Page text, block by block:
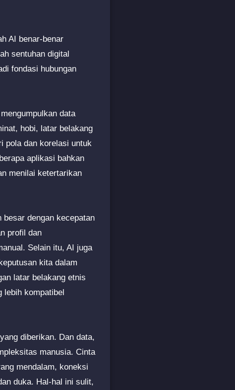
AI benar-benar
sentuhan digital
fondasi hubungan
data
hobi, latar belakang
pola dan korelasi untuk
aplikasi bahkan
menilai ketertarikan
besar dengan kecepatan
profil dan
Selain itu, AI juga
kita dalam
latar belakang etnis
lebih kompatibel
diberikan. Dan data,
manusia. Cinta
mendalam, koneksi
duka. Hal-hal ini sulit,